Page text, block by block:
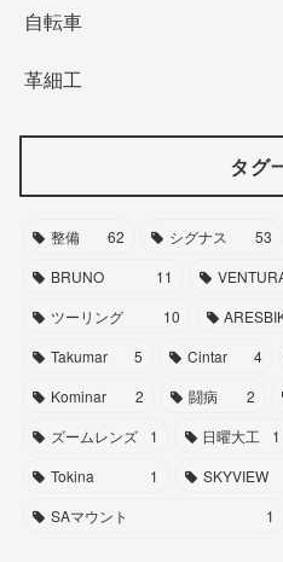
自転車
革細工
タグ
整備 62 シグナス 53
BRUNO
11
ツーリング
10
Takumar
5 Cintar 4
Kominar
2 闘病 2
ズームレンズ
1 日曜大工 1
Tokina
1 SKYVIEW
SAマウント
1